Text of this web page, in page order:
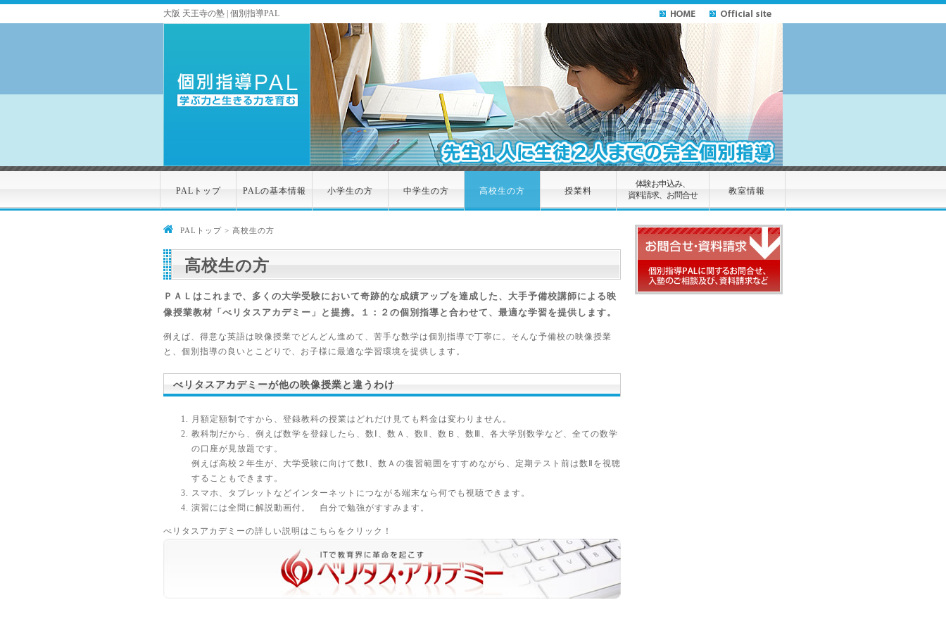
大阪 天王寺の塾 | 個別指導PAL
PALトップ PALの基本情報 小学生の方 中学生の方 高校生の方 授業料
体験お申込み、
資料請求、お問合せ
教室情報
PALトップ> 高校生の方
高校生の方
ＰＡＬはこれまで、多くの大学受験において奇跡的な成績アップを達成した、大手予備校講師による映
像授業教材「べリタスアカデミー」と提携。１：２の個別指導と合わせて、最適な学習を提供します。
例えば、得意な英語は映像授業でどんどん進めて、苦手な数学は個別指導で丁寧に。そんな予備校の映像授業
と、個別指導の良いとこどりで、お子様に最適な学習環境を提供します。
べリタスアカデミーが他の映像授業と違うわけ
月額定額制ですから、登録教科の授業はどれだけ見ても料金は変わりません。
教科制だから、例えば数学を登録したら、数Ⅰ、数Ａ、数Ⅱ、数Ｂ、数Ⅲ、各大学別数学など、全ての数学
の口座が見放題です。
例えば高校２年生が、大学受験に向けて数Ⅰ、数Ａの復習範囲をすすめながら、定期テスト前は数Ⅱを視聴
することもできます。
スマホ、タブレットなどインターネットにつながる端末なら何でも視聴できます。
演習には全問に解説動画付。 自分で勉強がすすみます。
べリタスアカデミーの詳しい説明はこちらをクリック！